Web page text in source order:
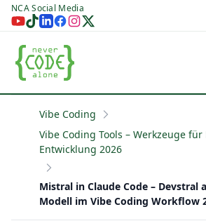
NCA Social Media
Vibe Coding
Vibe Coding Tools – Werkzeuge
Entwicklung 2026
Mistral in Claude Code – Devstral
Modell im Vibe Coding Workflow